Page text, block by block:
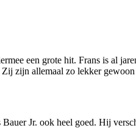
een grote hit. Frans is al
zijn allemaal zo lekker
Jr. ook heel goed. Hij